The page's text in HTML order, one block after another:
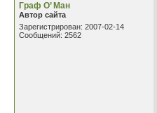
Граф О’ Ман
Автор сайта
Зарегистрирован: 2007-02-14
Сообщений: 2562